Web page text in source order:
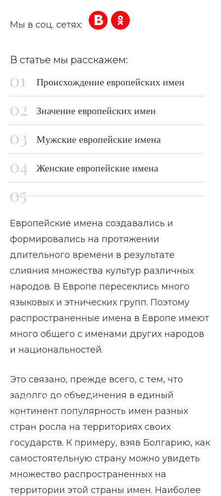
Главная страница
Блог
Значение мужских и женских имен в Европе
Мы в соц. сетях:
В статье мы расскажем:
Происхождение европейских имен
Значение европейских имен
Мужские европейские имена
Женские европейские имена
Европейские имена создавались и
формировались на протяжении
длительного времени в результате
слияния множества культур различных
народов. В Европе пересеклись много
языковых и этнических групп. Поэтому
распространенные имена в Европе имеют
много общего с именами других народов
и национальностей.
Это связано, прежде всего, с тем, что
задолго до объединения в единый
континент популярность имен разных
стран росла на территориях своих
государств. К примеру, взяв Болгарию, как
самостоятельную страну можно увидеть
множество распространенных на
территории этой страны имен. Наиболее